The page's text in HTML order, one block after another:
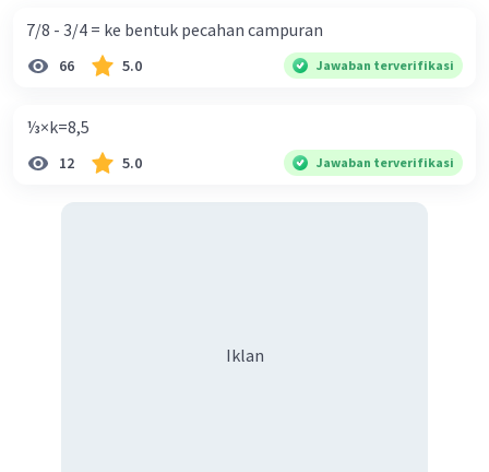
7/8 - 3/4 = ke bentuk pecahan campuran
66 5.0 Jawaban terverifikasi
⅓×k=8,5
12 5.0 Jawaban terverifikasi
Iklan